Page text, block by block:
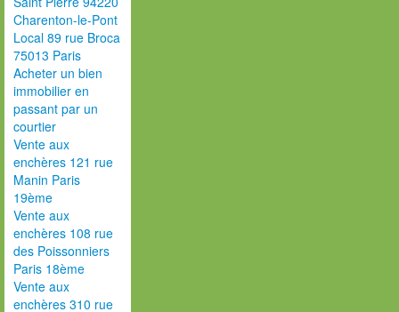
Charenton-le-Pont
Local 89 rue Broca
75013 Paris
Acheter un bien
immobilier en
passant par un
courtier
Vente aux
enchères 121 rue
Manin Paris
19ème
Vente aux
enchères 108 rue
des Poissonniers
Paris 18ème
Vente aux
enchères 310 rue